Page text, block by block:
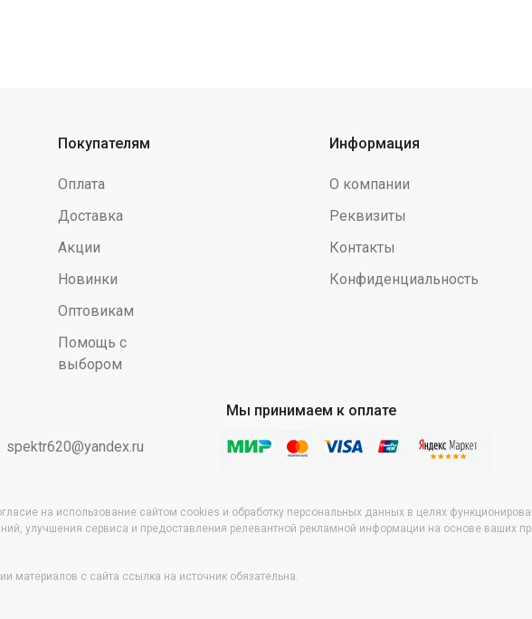
удержания и
конструкция,
лямки, пояс и ножные
момент остановки падения
световозвращающей нитью
сиденья • широкий кушак и
на использование сайтом cookies и обработку персональных данных в целях
улучшения сервиса и предоставления релевантной рекламной информации на основе ваших
Покупателям
Оплата
Доставка
Новинки
Оптовикам
Помощь с
выбором
Акции
Информация
О компании
Реквизиты
Конфиденциальность
Контакты
spektr620@yandex.ru
Мы принимаем к оплате
материалов с сайта ссылка на источник обязательна.